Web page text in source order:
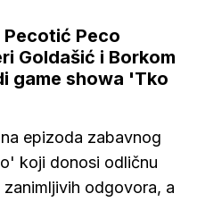
Pecotić Peco
Goldašić i Borkom
game showa 'Tko
epizoda zabavnog
koji donosi odličnu
odgovora, a